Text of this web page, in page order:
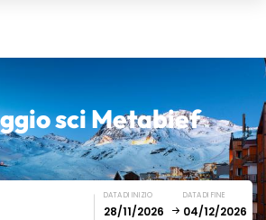
sciMetabief
DATA DI INIZIO DATA DI FINE